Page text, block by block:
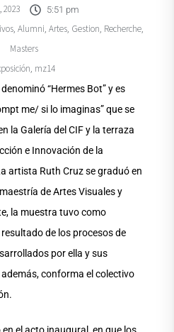
2023 5:51 pm
, Alumni, Artes, Gestion, Recherche,
Masters
, mz14
“Hermes Bot” y es
me/ si lo imaginas” que se
la Galería del CIF y la terraza
e Innovación de la
artista Ruth Cruz se graduó en
de Artes Visuales y
la muestra tuvo como
de los procesos de
por ella y sus
conforma el colectivo